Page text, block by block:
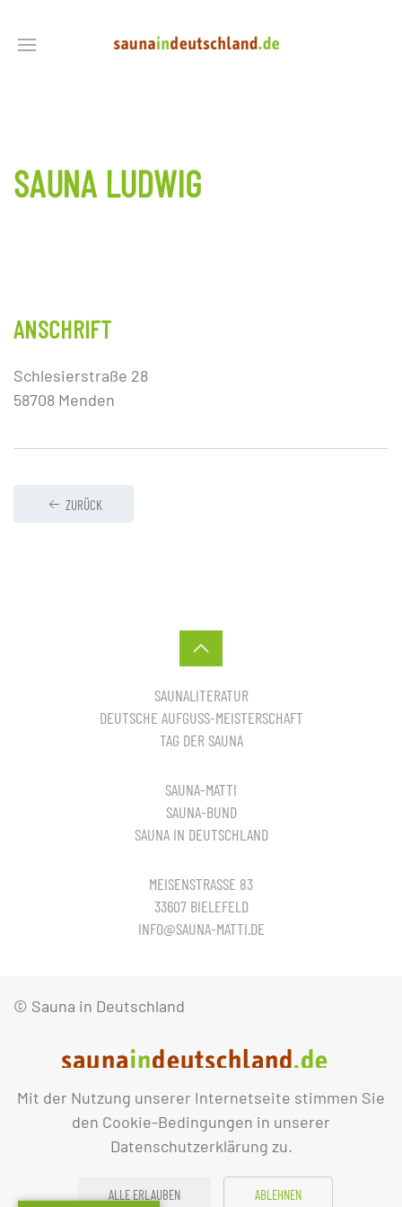
Mit der Nutzung unserer Internetseite stimmen Sie
den Cookie-Bedingungen in unserer
Datenschutzerklärung zu.
ALLE ERLAUBEN ABLEHNEN
SAUNA LUDWIG
ANSCHRIFT
Schlesierstraße 28
58708 Menden
ZURÜCK
SAUNALITERATUR
DEUTSCHE AUFGUSS-MEISTERSCHAFT
TAG DER SAUNA
SAUNA-MATTI
SAUNA-BUND
SAUNA IN DEUTSCHLAND
MEISENSTRASSE 83
33607 BIELEFELD
INFO@SAUNA-MATTI.DE
© Sauna in Deutschland
IMPRESSUM DATENSCHUTZ